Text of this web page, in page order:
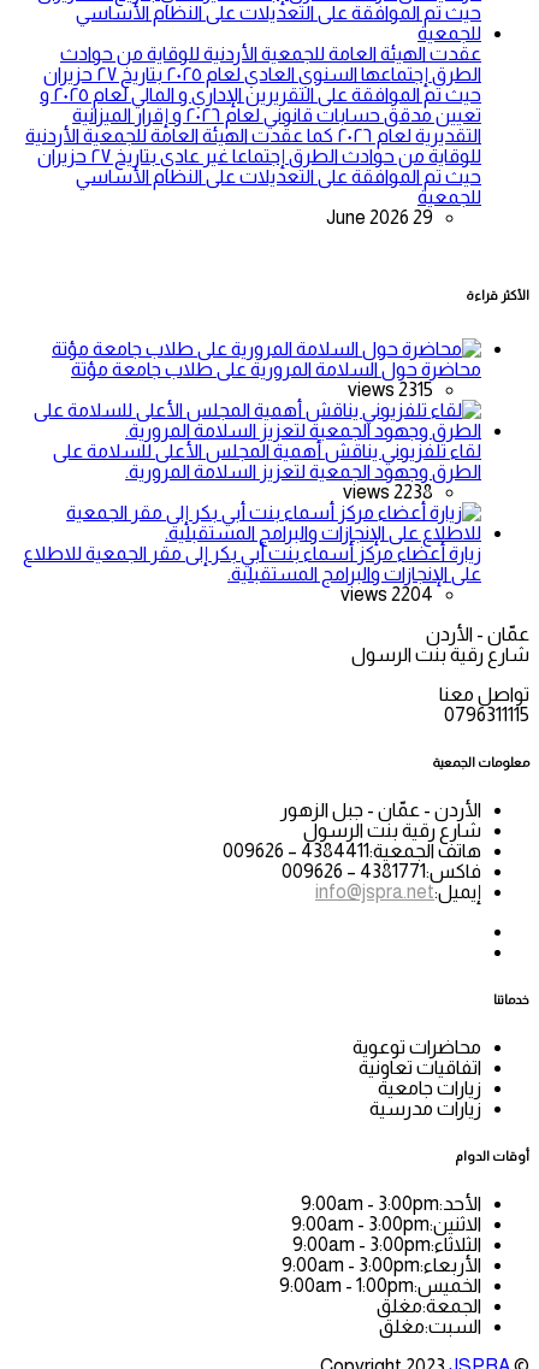
عقدت الهيئة العامة للجمعية الأردنية للوقاية من حوادث
الطرق إجتماعها السنوي العادي لعام ٢٠٢٥ بتاريخ ٢٧ حزيران
حيث تم الموافقة على التقريرين الإداري و المالي لعام ٢٠٢٥ و
تعيين مدقق حسابات قانوني لعام ٢٠٢٦ و إقرار الميزانية
التقديرية لعام ٢٠٢٦ كما عقدت الهيئة العامة للجمعية الأردنية
للوقاية من حوادث الطرق إجتماعا غير عادي بتاريخ ٢٧ حزيران
حيث تم الموافقة على التعديلات على النظام الأساسي
للجمعية
29 June 2026
الأكثر قراءة
محاضرة حول السلامة المرورية على طلاب جامعة مؤتة
2315 views
لقاء تلفزيوني يناقش أهمية المجلس الأعلى للسلامة على
الطرق وجهود الجمعية لتعزيز السلامة المرورية.
2238 views
زيارة أعضاء مركز أسماء بنت أبي بكر إلى مقر الجمعية للاطلاع
على الإنجازات والبرامج المستقبلية.
2204 views
عمّان - الأردن
شارع رقية بنت الرسول
تواصل معنا
0796311115
معلومات الجمعية
الأردن - عمّان - جبل الزهور
شارع رقية بنت الرسول
هاتف الجمعية:4384411 – 009626
فاكس:4381771 – 009626
إيميل:info@jspra.net
خدماتنا
محاضرات توعوية
اتفاقيات تعاونية
زيارات جامعية
زيارات مدرسية
أوقات الدوام
الأحد:9:00am - 3:00pm
الاثنين:9:00am - 3:00pm
الثلاثاء:9:00am - 3:00pm
الأربعاء:9:00am - 3:00pm
الخميس:9:00am - 1:00pm
الجمعة:مغلق
السبت:مغلق